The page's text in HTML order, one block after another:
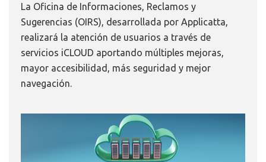
La Oficina de Informaciones, Reclamos y
Sugerencias (OIRS), desarrollada por Applicatta,
realizará la atención de usuarios a través de
servicios iCLOUD aportando múltiples mejoras,
mayor accesibilidad, más seguridad y mejor
navegación.